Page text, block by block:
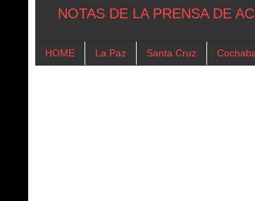
NOTAS DE LA PRENSA DE
HOME La Paz Santa Cruz